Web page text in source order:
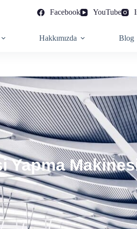
Facebook YouTube
Hakkımızda Blog
Yapma